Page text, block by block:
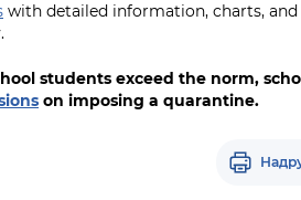
with detailed information, charts,
students exceed the norm,
on imposing a quarantine.